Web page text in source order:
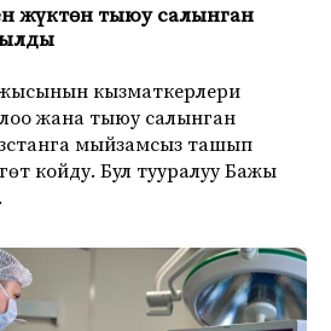
жүктөн тыюу салынган
кызматкерлери
жана тыюу салынган
мыйзамсыз ташып
койду. Бул тууралуу Бажы